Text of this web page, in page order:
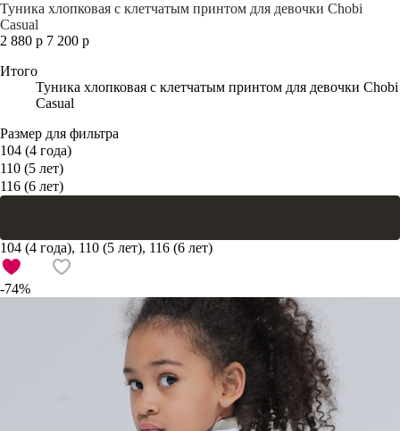
Туника хлопковая с клетчатым принтом для девочки Chobi
Casual
2 880 р 7 200 р
Итого
Туника хлопковая с клетчатым принтом для девочки Chobi
Casual
Размер для фильтра
104 (4 года)
110 (5 лет)
116 (6 лет)
104 (4 года), 110 (5 лет), 116 (6 лет)
-74%